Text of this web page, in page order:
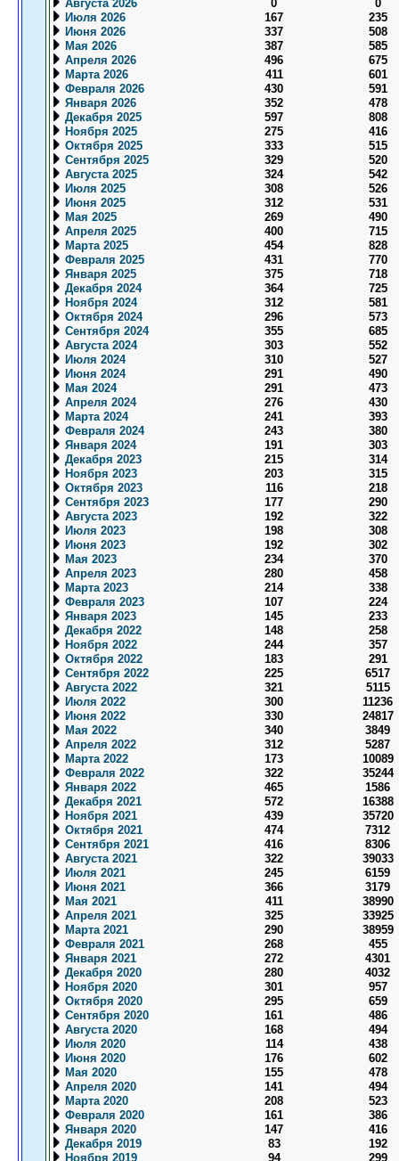
Августа 2026
0
0
Июля 2026
167
235
Июня 2026
337
508
Мая 2026
387
585
Апреля 2026
496
675
Марта 2026
411
601
Февраля 2026
430
591
Января 2026
352
478
Декабря 2025
597
808
Ноября 2025
275
416
Октября 2025
333
515
Сентября 2025
329
520
Августа 2025
324
542
Июля 2025
308
526
Июня 2025
312
531
Мая 2025
269
490
Апреля 2025
400
715
Марта 2025
454
828
Февраля 2025
431
770
Января 2025
375
718
Декабря 2024
364
725
Ноября 2024
312
581
Октября 2024
296
573
Сентября 2024
355
685
Августа 2024
303
552
Июля 2024
310
527
Июня 2024
291
490
Мая 2024
291
473
Апреля 2024
276
430
Марта 2024
241
393
Февраля 2024
243
380
Января 2024
191
303
Декабря 2023
215
314
Ноября 2023
203
315
Октября 2023
116
218
Сентября 2023
177
290
Августа 2023
192
322
Июля 2023
198
308
Июня 2023
192
302
Мая 2023
234
370
Апреля 2023
280
458
Марта 2023
214
338
Февраля 2023
107
224
Января 2023
145
233
Декабря 2022
148
258
Ноября 2022
244
357
Октября 2022
183
291
Сентября 2022
225
6517
Августа 2022
321
5115
Июля 2022
300
11236
Июня 2022
330
24817
Мая 2022
340
3849
Апреля 2022
312
5287
Марта 2022
173
10089
Февраля 2022
322
35244
Января 2022
465
1586
Декабря 2021
572
16388
Ноября 2021
439
35720
Октября 2021
474
7312
Сентября 2021
416
8306
Августа 2021
322
39033
Июля 2021
245
6159
Июня 2021
366
3179
Мая 2021
411
38990
Апреля 2021
325
33925
Марта 2021
290
38959
Февраля 2021
268
455
Января 2021
272
4301
Декабря 2020
280
4032
Ноября 2020
301
957
Октября 2020
295
659
Сентября 2020
161
486
Августа 2020
168
494
Июля 2020
114
438
Июня 2020
176
602
Мая 2020
155
478
Апреля 2020
141
494
Марта 2020
208
523
Февраля 2020
161
386
Января 2020
147
416
Декабря 2019
83
192
Ноября 2019
94 299